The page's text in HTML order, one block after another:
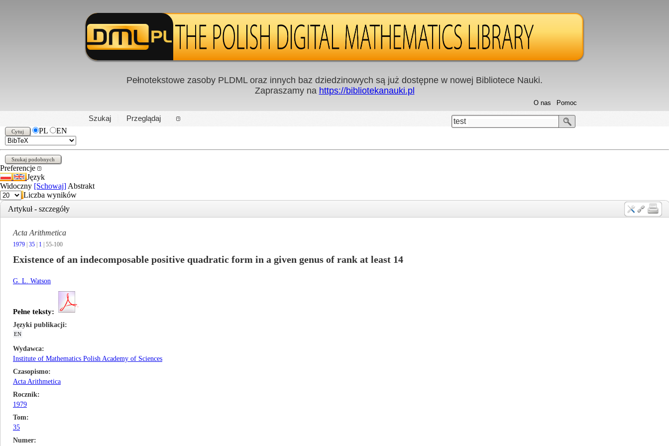
PL|EN
Pełnotekstowe zasoby PLDML oraz innych baz dziedzinowych są już dostępne w nowej Bibliotece Nauki.
Zapraszamy na https://bibliotekanauki.pl
Szukaj Przeglądaj
Pomoc
O nas
test
PL
EN
Preferencje
Język
Widoczny [Schowaj] Abstrakt
Liczba wyników
Artykuł - szczegóły
Acta Arithmetica
1979 35 1 | 55-100
Existence of an indecomposable positive quadratic form in a given genus of rank at least 14
G. L. Watson
Pełne teksty:
Języki publikacji
EN
Wydawca
Institute of Mathematics Polish Academy of Sciences
Czasopismo
Acta Arithmetica
Rocznik
1979
Tom
35
Numer